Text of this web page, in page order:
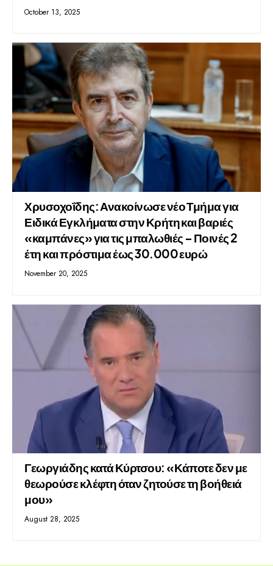
October 13, 2025
Χρυσοχοΐδης: Ανακοίνωσε νέο Τμήμα για
Ειδικά Εγκλήματα στην Κρήτη και βαριές
«καμπάνες» για τις μπαλωθιές – Ποινές 2
έτη και πρόστιμα έως 30.000 ευρώ
November 20, 2025
Γεωργιάδης κατά Κύρτσου: «Κάποτε δεν με
θεωρούσε κλέφτη όταν ζητούσε τη βοήθειά
μου»
August 28, 2025